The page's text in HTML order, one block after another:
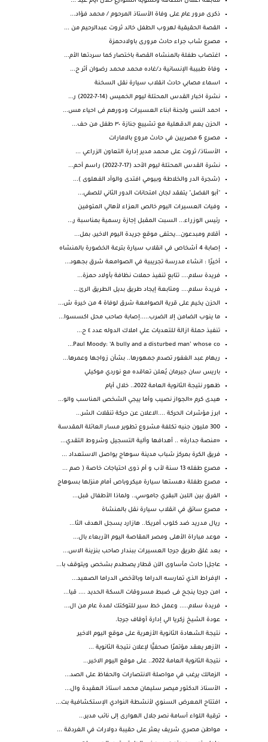
ذكرى مرور عام على وفاة الأستاذ المرحوم / محمد فؤاد...
القصة الحقيقية لهروب الطفل خالد ثروت عبدالرحيم من ...
مصرع شاب جراء حادث مرورى باولادحمزة
اغتصاب طفلة بالمنشاه القصة باختصار كما سردتها الأم...
وفاة طبيبة الإنسانية د/غاده محمد محمد رضوان أثر ح...
اسماء مصابي حادث انقلاب سيارة نقل السخنة
نشرة اخبار القدس المحتلة ليوم الخميس (14-7-2022) ر...
احمد النس ولجنة ابناء العسيرات ودورهم فى احياء مس...
الحزن يعم ⁧‫الدقهلية‬⁩ مع تشييع جنازة ٣٠ طفل من حف...
مصرع 6 مصريين في حادث مروع بالامارات
الأستاذ/ ثروت على محمد مدير إدارة التعاون الزراعي ...
نشرة القدس المحتلة ليوم الأحد (17-7-2022) راسم أحم...
(شجرة الدر والخلاطة وبيومي افتدى والوأد الفهلوى )...
"أبو الفضل" يتفقد لجان امتحانات الدور الثاني للصفي...
وفيات العسيرات اليوم خالص العزاء لأهالي المتوفين
رئيس الوزراء... السبت المقبل إجازة رسمية بمناسبة ر...
أقلام ومبدعون...يحتفى موقع جريدة اليوم الاخير، بمل...
إصابة 4 أشخاص في انقلاب سيارة بترعة الخضورة بالمنشاه
أخيرًا : انشاء مدرسة تجريبية في الصوامعة شرق بجهود...
فريدة سلام.... تتابع تنفيذ حملات نظافة بأولاد حمزة...
فريدة سلام.... ومتابعة إيجاد طريق بديل الطريق الرئ...
الحزن يخيم على قرية الصوامعة شرق لوفاة 4 من خيرة ش...
ما ينوب الضامن إلا الضرب.....إصابة صاحب محل اكسسوا...
تنفيذ حملة ازالة للتعديات علي املاك الدوله عدد ٤ ح...
Paul Moody: ‘A bully and a disturbed man’ whose co...
ريهام عبد الغفور تصدم جمهورها.. بشأن زواجها وعمرها...
باريس سان جيرمان يُعلن تعاقده مع نوردي موكيلي
ظهور نتيجة الثانوية العامة 2022.. خلال أيام
هيدى كرم «الجواز نصيب وأما ييجي الشخص المناسب والو...
ابرز مؤشرات الحركة ....الاعلان عن حركة تنقلات الشر...
300 مليون جنيه تكلفة مشروع تطوير مسار العائلة المقدسة
«منصة جدارة» .. أهدافها وآلية التسجيل وشروط التقدي...
فريق الكرة بمركز شباب مدينة سوهاج يواصل الاستعداد ...
مصرع طفله 13 سنة لأب و أم ذوى احتياجات خاصة ( صم ...
مصرع طفلة دهستها سيارة ميكروباص أمام منزلها بسوهاج
الفرق بين اللبن البقري جاموسي.. ولماذا الأطفال قبل...
مصرع سائق في انقلاب سيارة نقل بالمنشاة
ريال مدريد ضد كلوب أمريكا.. هازارد يسجل الهدف الثا...
موعد مباراة الأهلى ومصر المقاصة اليوم الأربعاء بال...
بعد غلق طريق جرجا العسيرات ببندار صاحب بنزينة الاس...
عاجل| حادث مأساوى الآن قطار يصطدم بشخص ويتوقف با...
الإفراط الذي تمارسه الدراما وبالأخص الدراما الصعيد...
امن جرجا ينجح فى ضبط مسروقات السكة الحديد .... قيا...
فريدة سلام..... وعمل خط سير للتوكتك لمدة عام من ال...
عودة الشيخ زكريا الي إدارة أوقاف جرجا.
نتيجة الشهادة الثانوية الأزهرية على موقع اليوم الاخير
الأزهر يعقد مؤتمرًا صحفيًّا لإعلان نتيجة الثانوية ...
نتيجة الثانوية العامة 2022.. على موقع اليوم الاخير...
الزمالك يرغب في مواصلة الانتصارات والحفاظ على الصد...
الأستاذ الدكتور ميصر سليمان محمد استاذ العقيدة وال...
افتتاح المعرض السنوي لأنشطة النوادي الإستكشافية بت...
ترقية اللواء أسامة نصر جلال الهوارى إلى نائب مدير...
مواطن مصري شريف يعثر على حقيبة دولارات في الغردقة ...